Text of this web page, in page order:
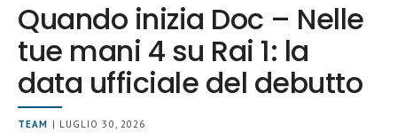
Quando inizia Doc – Nelle
tue mani 4 su Rai 1: la
data ufficiale del debutto
TEAM | LUGLIO 30, 2026